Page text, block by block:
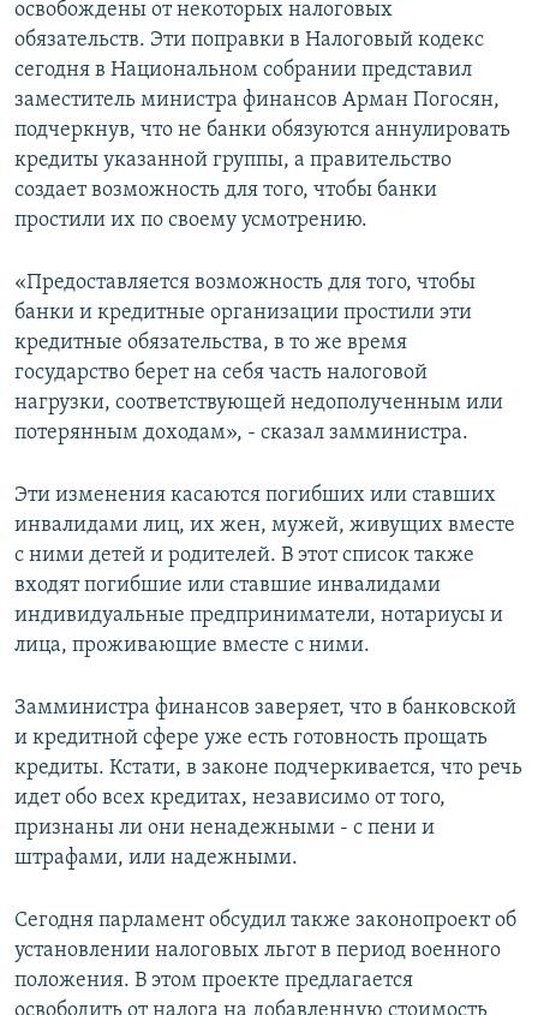
освобождены от некоторых налоговых
обязательств. Эти поправки в Налоговый кодекс
сегодня в Национальном собрании представил
заместитель министра финансов Арман Погосян,
подчеркнув, что не банки обязуются аннулировать
кредиты указанной группы, а правительство
создает возможность для того, чтобы банки
простили их по своему усмотрению.
«Предоставляется возможность для того, чтобы
банки и кредитные организации простили эти
кредитные обязательства, в то же время
государство берет на себя часть налоговой
нагрузки, соответствующей недополученным или
потерянным доходам», - сказал замминистра.
Эти изменения касаются погибших или ставших
инвалидами лиц, их жен, мужей, живущих вместе
с ними детей и родителей. В этот список также
входят погибшие или ставшие инвалидами
индивидуальные предприниматели, нотариусы и
лица, проживающие вместе с ними.
Замминистра финансов заверяет, что в банковской
и кредитной сфере уже есть готовность прощать
кредиты. Кстати, в законе подчеркивается, что речь
идет обо всех кредитах, независимо от того,
признаны ли они ненадежными - с пени и
штрафами, или надежными.
Сегодня парламент обсудил также законопроект об
установлении налоговых льгот в период военного
положения. В этом проекте предлагается